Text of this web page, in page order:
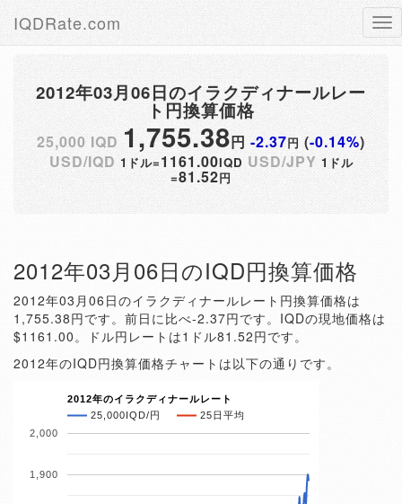
IQDRate.com
2012年03月06日のイラクディナールレー
ト円換算価格
25,000 IQD 1,755.38円-2.37円 (-0.14%)
USD/IQD 1ドル=1161.00IQD USD/JPY 1ドル
=81.52円
2012年03月06日のIQD円換算価格
2012年03月06日のイラクディナールレート円換算価格は
1,755.38円です。前日に比べ-2.37円です。IQDの現地価格は
$1161.00。ドル円レートは1ドル81.52円です。
2012年のIQD円換算価格チャートは以下の通りです。
2012年のイラクディナールレート
25,000IQD/円
25日平均
1,900
2,000